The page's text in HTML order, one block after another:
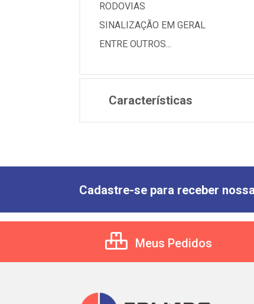
RODOVIAS
SINALIZAÇÃO EM GERAL
ENTRE OUTROS...
Características
Cadastre-se para receber
Meus Pedidos